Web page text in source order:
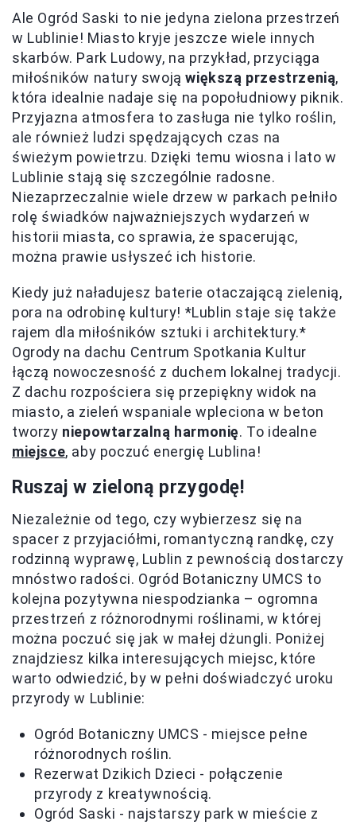
Ale Ogród Saski to nie jedyna zielona przestrzeń
w Lublinie! Miasto kryje jeszcze wiele innych
skarbów. Park Ludowy, na przykład, przyciąga
miłośników natury swojąwiększą przestrzenią,
która idealnie nadaje się na popołudniowy piknik.
Przyjazna atmosfera to zasługa nie tylko roślin,
ale również ludzi spędzających czas na
świeżym powietrzu. Dzięki temu wiosna i lato w
Lublinie stają się szczególnie radosne.
Niezaprzeczalnie wiele drzew w parkach pełniło
rolę świadków najważniejszych wydarzeń w
historii miasta, co sprawia, że spacerując,
można prawie usłyszeć ich historie.
Kiedy już naładujesz baterie otaczającą zielenią,
pora na odrobinę kultury! *Lublin staje się także
rajem dla miłośników sztuki i architektury.*
Ogrody na dachu Centrum Spotkania Kultur
łączą nowoczesność z duchem lokalnej tradycji.
Z dachu rozpościera się przepiękny widok na
miasto, a zieleń wspaniale wpleciona w beton
tworzy niepowtarzalną harmonię. To idealne
miejsce, aby poczuć energię Lublina!
Ruszaj w zieloną przygodę!
Niezależnie od tego, czy wybierzesz się na
spacer z przyjaciółmi, romantyczną randkę, czy
rodzinną wyprawę, Lublin z pewnością dostarczy
mnóstwo radości. Ogród Botaniczny UMCS to
kolejna pozytywna niespodzianka – ogromna
przestrzeń z różnorodnymi roślinami, w której
można poczuć się jak w małej dżungli. Poniżej
znajdziesz kilka interesujących miejsc, które
warto odwiedzić, by w pełni doświadczyć uroku
przyrody w Lublinie:
Ogród Botaniczny UMCS - miejsce pełne
różnorodnych roślin.
Rezerwat Dzikich Dzieci - połączenie
przyrody z kreatywnością.
Ogród Saski - najstarszy park w mieście z